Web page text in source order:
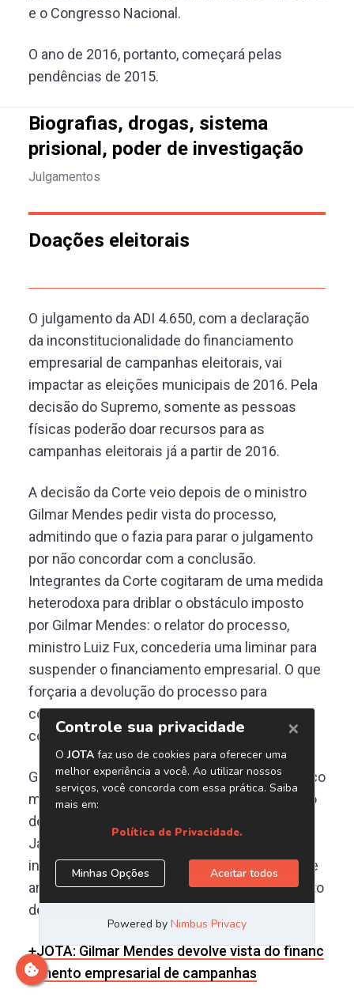
e o Congresso Nacional.
O ano de 2016, portanto, começará pelas
pendências de 2015.
Biografias, drogas, sistema
prisional, poder de investigação
Julgamentos
Doações eleitorais
O julgamento da ADI 4.650, com a declaração
da inconstitucionalidade do financiamento
empresarial de campanhas eleitorais, vai
impactar as eleições municipais de 2016. Pela
decisão do Supremo, somente as pessoas
físicas poderão doar recursos para as
campanhas eleitorais já a partir de 2016.
A decisão da Corte veio depois de o ministro
Gilmar Mendes pedir vista do processo,
admitindo que o fazia para parar o julgamento
por não concordar com a conclusão.
Integrantes da Corte cogitaram de uma medida
heterodoxa para driblar o obstáculo imposto
por Gilmar Mendes: o relator do processo,
ministro Luiz Fux, concederia uma liminar para
suspender o financiamento empresarial. O que
forçaria a devolução do processo para
continuidade do julgamento. Mas a
combinação não foi adiante.
Gilmar Mendes devolveu a vista um ano e cinco
meses depois. E proferiu, no plenário, um voto
de forte cunho antipetista. “A Operação Lava
Jato revelou ao país que o partido do poder já
independe de doações eleitorais, uma vez que
arrecadou somas suficientes ao financiamento
de campanhas até 2038”, disse.
+JOTA: Gilmar Mendes devolve vista do financ
iamento empresarial de campanhas